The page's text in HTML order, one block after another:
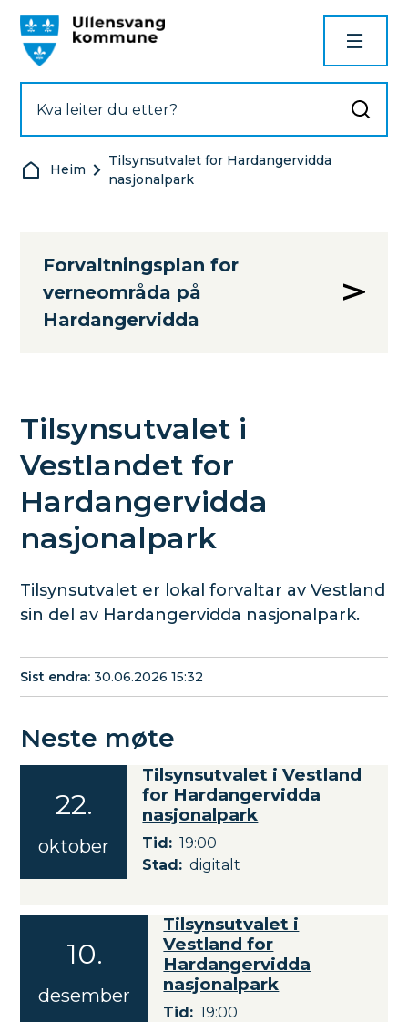
Du er her:
Heim
Tilsynsutvalet for Hardangervidda
nasjonalpark
Forvaltningsplan for
verneområda på
Hardangervidda
Tilsynsutvalet i
Vestlandet for
Hardangervidda
nasjonalpark
Tilsynsutvalet er lokal forvaltar av Vestland
sin del av Hardangervidda nasjonalpark.
Sist endra 30.06.2026 15:32
Neste møte
e
l
22.
oktober
Tilsynsutvalet i Vestland
for Hardangervidda
nasjonalpark-
k
t
o
b
e
Tid
19:00
Stad
digitalt
10.
desember
Tilsynsutvalet i
Vestland for
Hardangervidda
nasjonalpark-
Tid
19:00